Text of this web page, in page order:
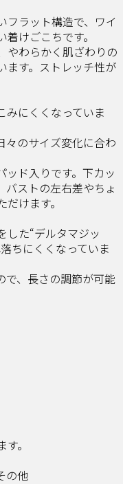
フラット構造で、ワイ
けごこちです。
やわらかく肌ざわりの
ます。ストレッチ性が
みにくくなっていま
々のサイズ変化に合わ
ド入りです。下カッ
バストの左右差やちょ
けます。
した“デルタマジッ
ちにくくなっていま
で、長さの調節が可能
。
の他